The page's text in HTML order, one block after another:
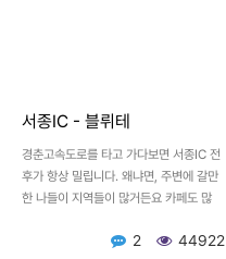
서종IC - 블뤼테
경춘고속도로를 타고 가다보면 서종IC 전
후가 항상 밀립니다. 왜냐면, 주변에 갈만
한 나들이 지역들이 많거든요 카페도 많
오는사람 서로 복잡합…2 44922